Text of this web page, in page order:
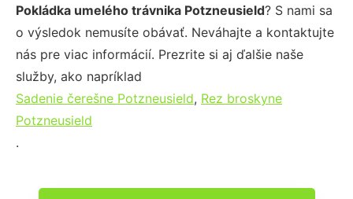
Pokládka umelého trávnika Potzneusield? S nami sa
o výsledok nemusíte obávať. Neváhajte a kontaktujte
nás pre viac informácií. Prezrite si aj ďalšie naše
služby, ako napríklad
Sadenie čerešne Potzneusield, Rez broskyne
Potzneusield
.